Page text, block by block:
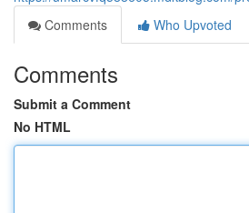
Comments
Who Upvoted
Comments
Submit a Comment
No HTML